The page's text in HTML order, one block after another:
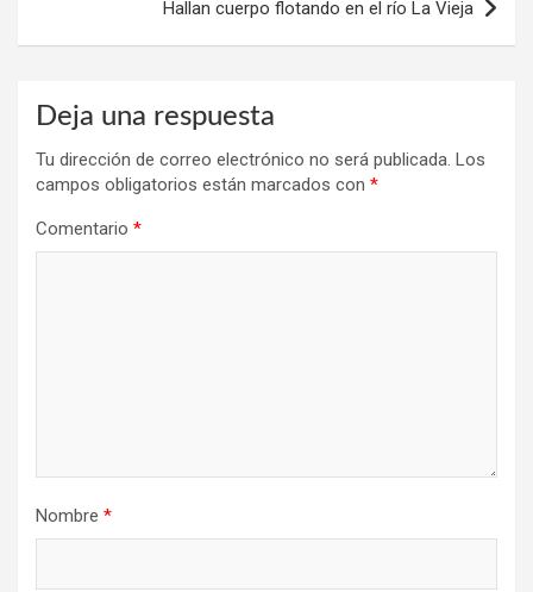
Hallan cuerpo flotando en el río La Vieja
Deja una respuesta
Tu dirección de correo electrónico no será publicada. Los
campos obligatorios están marcados con *
Comentario *
Nombre *